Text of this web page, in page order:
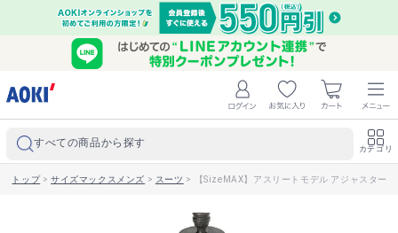
すべての商品から探す カテゴリ
トップ>サイズマックスメンズ > スーツ > 【SizeMAX】アスリートモデル アジャスター